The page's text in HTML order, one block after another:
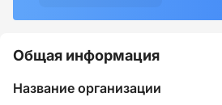
Общая информация
Название организации